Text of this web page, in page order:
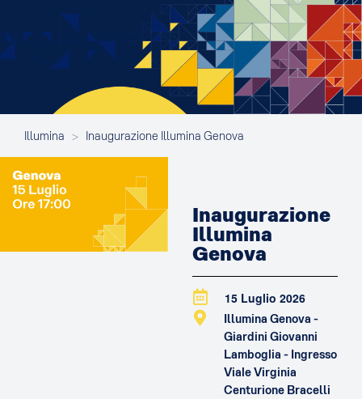
Illumina > Inaugurazione Illumina Genova
Inaugurazione
Illumina
Genova
15 Luglio 2026
Illumina Genova -
Giardini Giovanni
Lamboglia - Ingresso
Viale Virginia
Centurione Bracelli